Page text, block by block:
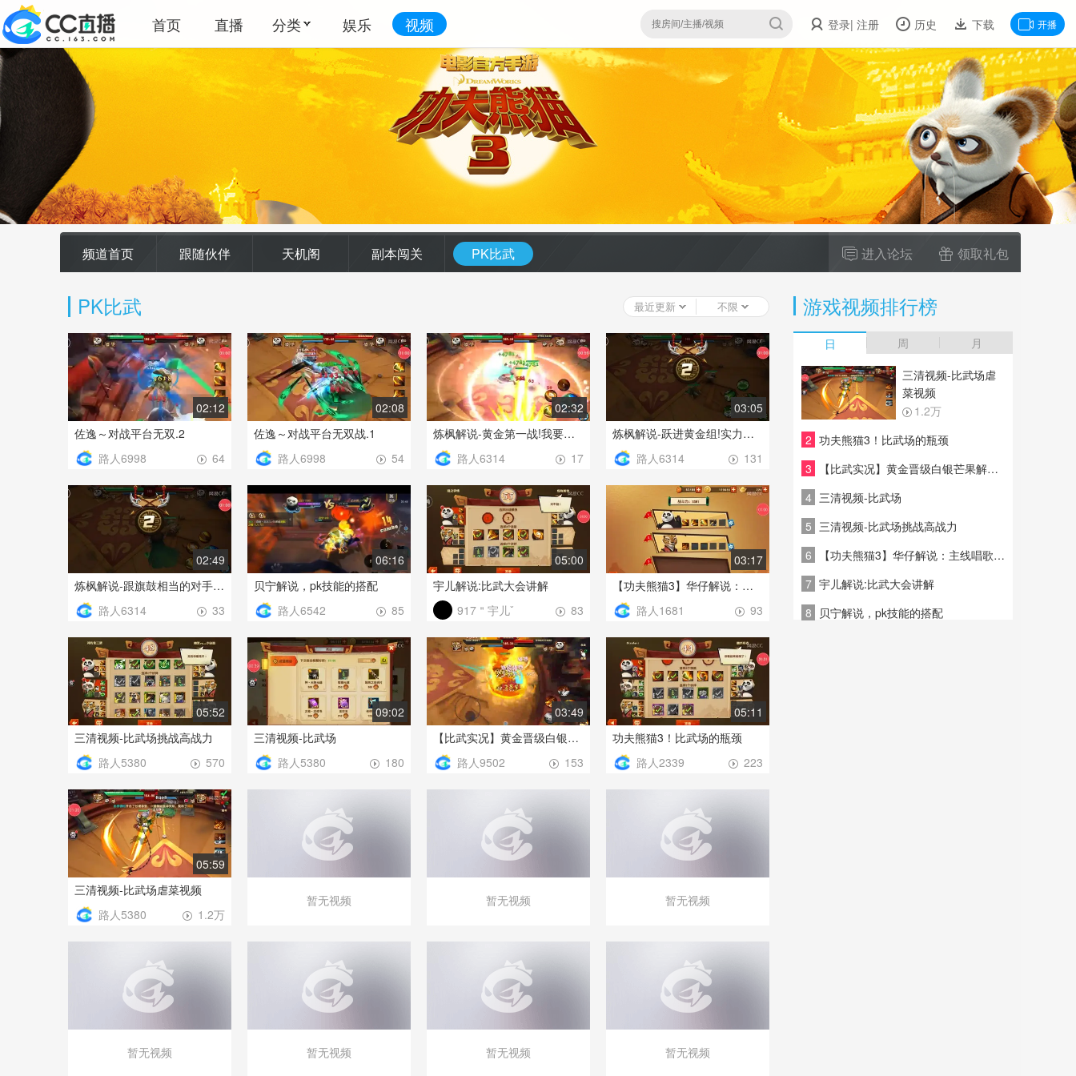
首页 直播 分类 娱乐 视频 登录| 注册 历史 下载 开播
频道首页 跟随伙伴 天机阁 副本闯关 PK比武 领取礼包
进入论坛
PK比武 最近更新 不限
02:12
佐逸～对战平台无双.2
64
路人6998
02:08
佐逸～对战平台无双战.1
54
路人6998
02:32
炼枫解说-黄金第一战!我要打十个
17
路人6314
03:05
炼枫解说-跃进黄金组!实力爆棚
131
路人6314
02:49
炼枫解说-跟旗鼓相当的对手打就是精彩
33
路人6314
06:16
贝宁解说，pk技能的搭配
85
路人6542
05:00
宇儿解说:比武大会讲解
83
917＂宇儿ˇ
03:17
【功夫熊猫3】华仔解说：主线唱歌PK赛
93
路人1681
05:52
三清视频-比武场挑战高战力
570
路人5380
09:02
三清视频-比武场
180
路人5380
03:49
【比武实况】黄金晋级白银芒果解说：我是在用智慧击败你！
153
路人9502
05:11
功夫熊猫3！比武场的瓶颈
223
路人2339
05:59
三清视频-比武场虐菜视频
1.2万
路人5380
游戏视频排行榜
日 周 月
1
三清视频-比武场虐
菜视频
1.2万
2 功夫熊猫3！比武场的瓶颈
3
【比武实况】黄金晋级白银芒果解说：我是在用智慧击败你！
4 三清视频-比武场
5 三清视频-比武场挑战高战力
6
【功夫熊猫3】华仔解说：主线唱歌PK赛
7 宇儿解说:比武大会讲解
8 贝宁解说，pk技能的搭配